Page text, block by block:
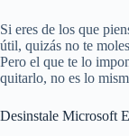
Si eres de los que
útil, quizás no te
Pero el que te lo
quitarlo, no es lo
Desinstale Microsoft